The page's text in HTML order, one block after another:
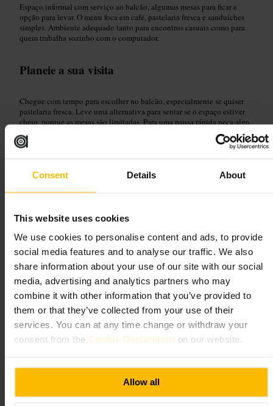
Consent Details About
This website uses cookies
We use cookies to personalise content and ads, to provide
social media features and to analyse our traffic. We also
share information about your use of our site with our social
media, advertising and analytics partners who may
combine it with other information that you’ve provided to
them or that they’ve collected from your use of their
services. You can at any time change or withdraw your
consent from the Cookie Declaration on our website.
Allow all
Espaço informal com serviço ao balcão, algumas mesas para ficar e
opção para levar. O menu foca em café, pastelaria fresca e sanduíches
simples. Ambiente adequado tanto para encontros casuais como para
quem trabalha sozinho com o computador.
Planeie a sua visita
Chegue com tempo para escolher no balcão, especialmente se quiser
pastelaria fresca. Leve uma alternativa para sentar se o espaço estiver
cheio, porque as mesas são limitadas. Para uma pausa rápida peça algo
para levar, e se ficar, escolha uma mesa junto à janela para luz natural.
Ben's Bagel
Restauração e Bebidas•Cafés e Casas de Chá
Imagem /Yahoo
“Bagels frescos e café bem feito para começar o
dia.”
Adequado para
#Bagels #Café #Brunch #Pequenosalmoços #Comidarápida